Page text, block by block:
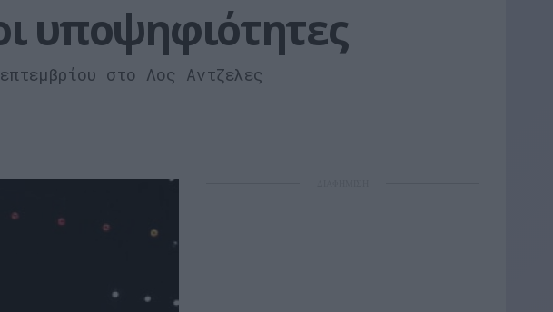
υποψηφιότητες
στο Λος Αντζελες